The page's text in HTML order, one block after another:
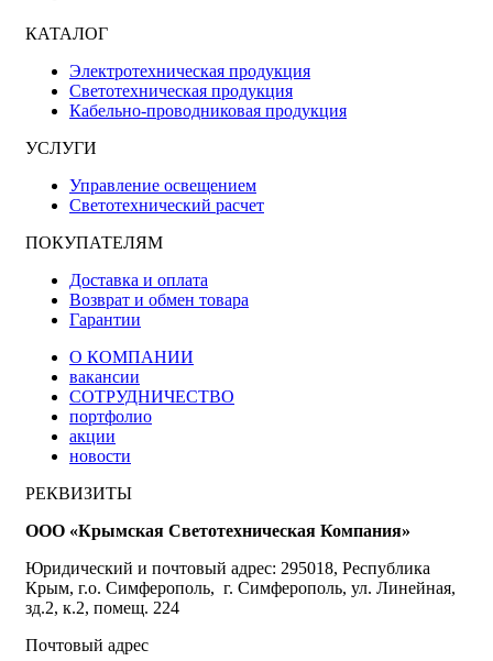
КАТАЛОГ
Электротехническая продукция
Светотехническая продукция
Кабельно-проводниковая продукция
УСЛУГИ
Управление освещением
Светотехнический расчет
ПОКУПАТЕЛЯМ
Доставка и оплата
Возврат и обмен товара
Гарантии
О КОМПАНИИ
вакансии
СОТРУДНИЧЕСТВО
портфолио
акции
новости
РЕКВИЗИТЫ
ООО «Крымская Светотехническая Компания»
Юридический и почтовый адрес: 295018, Республика
Крым, г.о. Симферополь, г. Симферополь, ул. Линейная,
зд.2, к.2, помещ. 224
Почтовый адрес